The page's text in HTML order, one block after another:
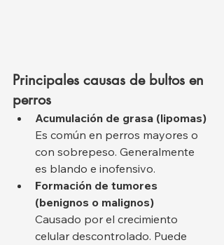
Principales causas de bultos en
perros
Acumulación de grasa (lipomas)
Es común en perros mayores o
con sobrepeso. Generalmente
es blando e inofensivo.
Formación de tumores
(benignos o malignos)
Causado por el crecimiento
celular descontrolado. Puede